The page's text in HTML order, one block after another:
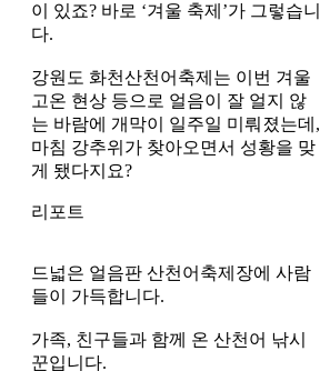
이 있죠? 바로 ‘겨울 축제’가 그렇습니
다.
강원도 화천산천어축제는 이번 겨울
고온 현상 등으로 얼음이 잘 얼지 않
는 바람에 개막이 일주일 미뤄졌는데,
마침 강추위가 찾아오면서 성황을 맞
게 됐다지요?
리포트
드넓은 얼음판 산천어축제장에 사람
들이 가득합니다.
가족, 친구들과 함께 온 산천어 낚시
꾼입니다.